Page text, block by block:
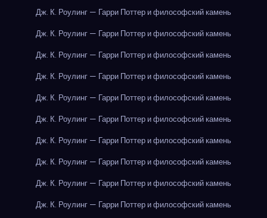
Дж. К. Роулинг — Гарри Поттер и философский камень
Дж. К. Роулинг — Гарри Поттер и философский камень
Дж. К. Роулинг — Гарри Поттер и философский камень
Дж. К. Роулинг — Гарри Поттер и философский камень
Дж. К. Роулинг — Гарри Поттер и философский камень
Дж. К. Роулинг — Гарри Поттер и философский камень
Дж. К. Роулинг — Гарри Поттер и философский камень
Дж. К. Роулинг — Гарри Поттер и философский камень
Дж. К. Роулинг — Гарри Поттер и философский камень
Дж. К. Роулинг — Гарри Поттер и философский камень